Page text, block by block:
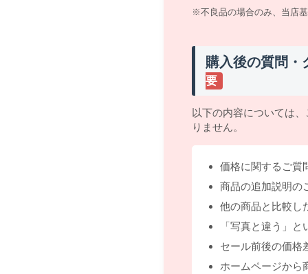
※不良品の場合のみ、当店
購入後の質問・
要
以下の内容については
りません。
価格に関するご質
商品の追加説明の
他の商品と比較し
「写真と違う」
セール前後の価格
ホームページから